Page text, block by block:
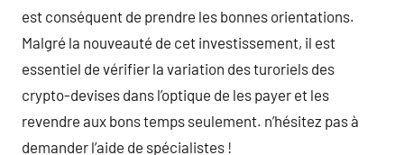
est conséquent de prendre les bonnes orientations.
Malgré la nouveauté de cet investissement, il est
essentiel de vérifier la variation des turoriels des
crypto-devises dans l’optique de les payer et les
revendre aux bons temps seulement. n’hésitez pas à
demander l’aide de spécialistes !